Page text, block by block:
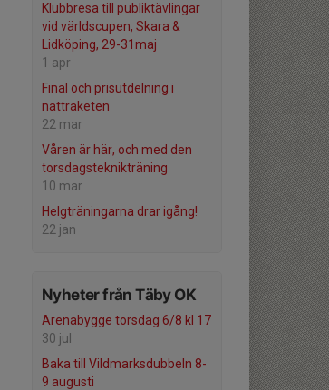
Klubbresa till publiktävlingar
vid världscupen, Skara &
Lidköping, 29-31maj
1 apr
Final och prisutdelning i
nattraketen
22 mar
Våren är här, och med den
torsdagsteknikträning
10 mar
Helgträningarna drar igång!
22 jan
Nyheter från Täby OK
Arenabygge torsdag 6/8 kl 17
30 jul
Baka till Vildmarksdubbeln 8-
9 augusti